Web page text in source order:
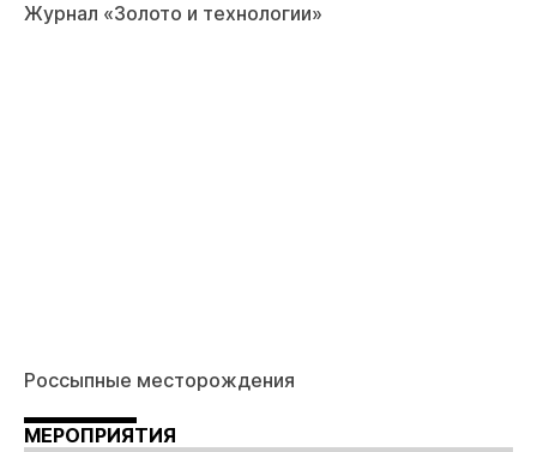
Журнал «Золото и технологии»
Россыпные месторождения
МЕРОПРИЯТИЯ